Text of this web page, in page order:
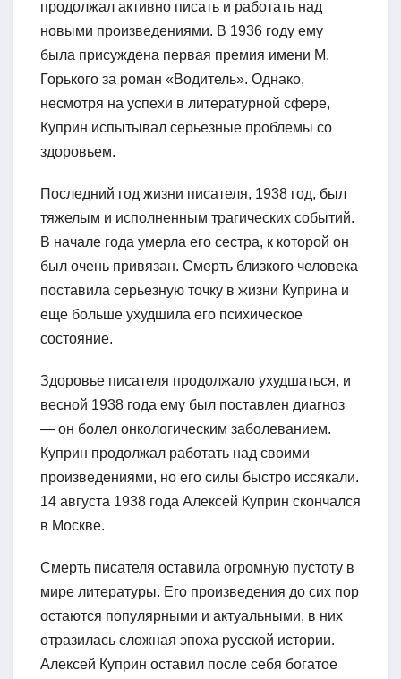
продолжал активно писать и работать над
новыми произведениями. В 1936 году ему
была присуждена первая премия имени М.
Горького за роман «Водитель». Однако,
несмотря на успехи в литературной сфере,
Куприн испытывал серьезные проблемы со
здоровьем.
Последний год жизни писателя, 1938 год, был
тяжелым и исполненным трагических событий.
В начале года умерла его сестра, к которой он
был очень привязан. Смерть близкого человека
поставила серьезную точку в жизни Куприна и
еще больше ухудшила его психическое
состояние.
Здоровье писателя продолжало ухудшаться, и
весной 1938 года ему был поставлен диагноз
— он болел онкологическим заболеванием.
Куприн продолжал работать над своими
произведениями, но его силы быстро иссякали.
14 августа 1938 года Алексей Куприн скончался
в Москве.
Смерть писателя оставила огромную пустоту в
мире литературы. Его произведения до сих пор
остаются популярными и актуальными, в них
отразилась сложная эпоха русской истории.
Алексей Куприн оставил после себя богатое